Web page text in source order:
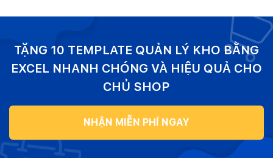
TẶNG 10 TEMPLATE QUẢN LÝ KHO BẰNG
EXCEL NHANH CHÓNG VÀ HIỆU QUẢ CHO
CHỦ SHOP
NHẬN MIỄN PHÍ NGAY